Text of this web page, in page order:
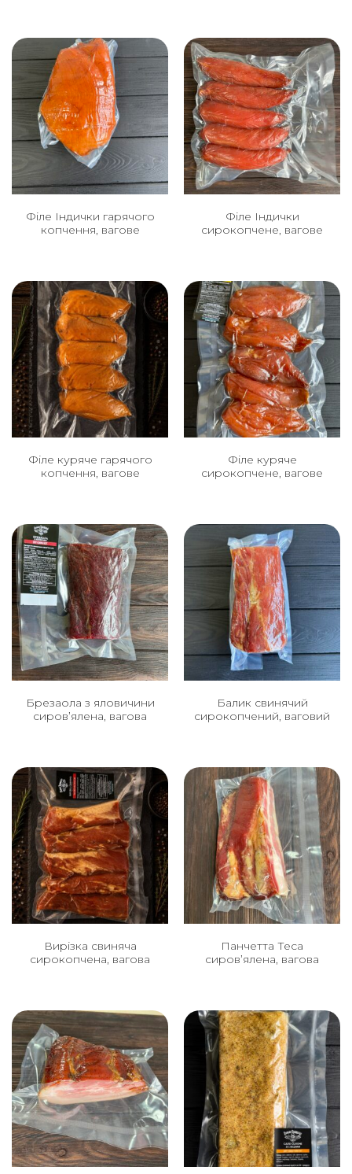
Філе Індички гарячого
копчення, вагове
Філе Індички
сирокопчене, вагове
Філе куряче гарячого
копчення, вагове
Філе куряче
сирокопчене, вагове
Брезаола з яловичини
сиров’ялена, вагова
Балик свинячий
сирокопчений, ваговий
Вирізка свиняча
сирокопчена, вагова
Панчетта Теса
сиров’ялена, вагова